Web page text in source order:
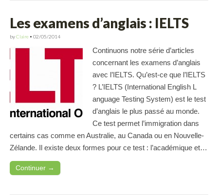
Les examens d’anglais : IELTS
byClaire • 02/05/2014
Continuons notre série d’articles
concernant les examens d’anglais
avec l’IELTS. Qu’est-ce que l’IELTS
? L’IELTS (International English L
anguage Testing System) est le test
d’anglais le plus passé au monde.
Ce test permet l’immigration dans
certains cas comme en Australie, au Canada ou en Nouvelle-
Zélande. Il existe deux formes pour ce test : l’académique et…
Continuer →